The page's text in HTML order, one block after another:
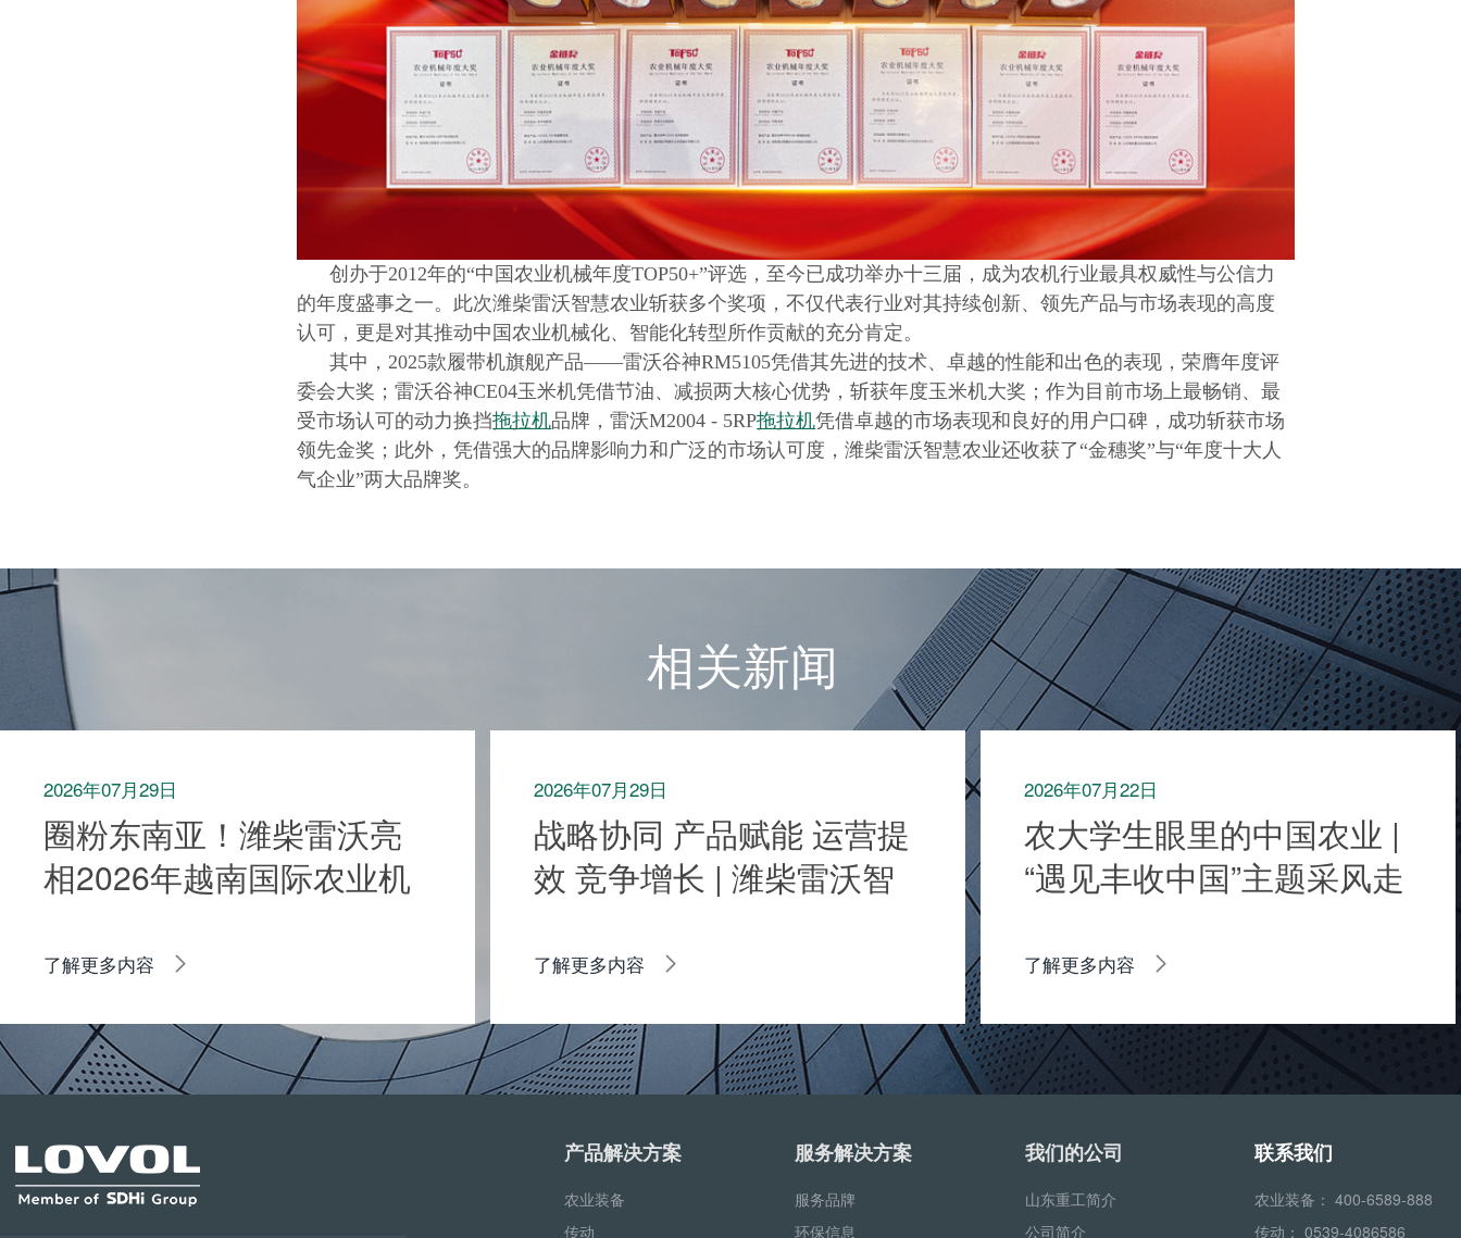
创办于2012年的“中国农业机械年度TOP50+”评选，至今已成功举办十三届，成为农机行业最具权威性与公信力
的年度盛事之一。此次潍柴雷沃智慧农业斩获多个奖项，不仅代表行业对其持续创新、领先产品与市场表现的高度
认可，更是对其推动中国农业机械化、智能化转型所作贡献的充分肯定。
其中，2025款履带机旗舰产品——雷沃谷神RM5105凭借其先进的技术、卓越的性能和出色的表现，荣膺年度评
委会大奖；雷沃谷神CE04玉米机凭借节油、减损两大核心优势，斩获年度玉米机大奖；作为目前市场上最畅销、最
受市场认可的动力换挡拖拉机品牌，雷沃M2004 - 5RP拖拉机凭借卓越的市场表现和良好的用户口碑，成功斩获市场
领先金奖；此外，凭借强大的品牌影响力和广泛的市场认可度，潍柴雷沃智慧农业还收获了“金穗奖”与“年度十大人
气企业”两大品牌奖。
相关新闻
2026年07月29日
圈粉东南亚！潍柴雷沃亮
相2026年越南国际农业机
了解更多内容
2026年07月29日
战略协同 产品赋能 运营提
效 竞争增长 | 潍柴雷沃智
伴发展大会召开
了解更多内容
2026年07月22日
农大学生眼里的中国农业 |
“遇见丰收中国”主题采风走
了解更多内容
产品解决方案
农业装备
传动
服务解决方案
服务品牌
环保信息
我们的公司
山东重工简介
公司简介
联系我们
农业装备：400-6589-888
传动：0539-4086586